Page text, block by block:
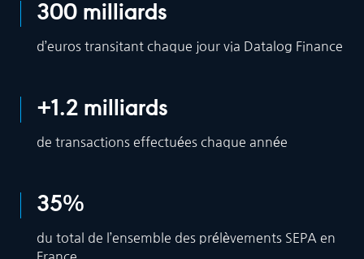
d’euros transitant chaque jour via Datalog Finance
300 milliards
de transactions effectuées chaque année
+1.2 milliards
du total de l’ensemble des prélèvements SEPA en
France
35%